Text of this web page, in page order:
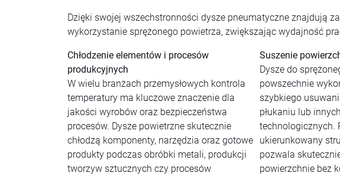
Dzięki swojej wszechstronności dysze pneumatyczne znajdują
wykorzystanie sprężonego powietrza, zwiększając wydajność
Chłodzenie elementów i procesów
produkcyjnych
W wielu branżach przemysłowych kontrola
temperatury ma kluczowe znaczenie dla
jakości wyrobów oraz bezpieczeństwa
procesów. Dysze powietrzne skutecznie
chłodzą komponenty, narzędzia oraz gotowe
produkty podczas obróbki metali, produkcji
tworzyw sztucznych czy procesów
Suszenie
Dysze do
powszechnie
szybkiego
płukaniu lub
technologicznych.
ukierunkowany
pozwala
powierzchnie bez